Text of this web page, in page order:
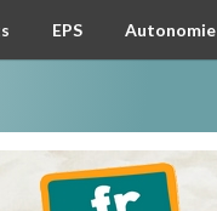
EPS Autonomie